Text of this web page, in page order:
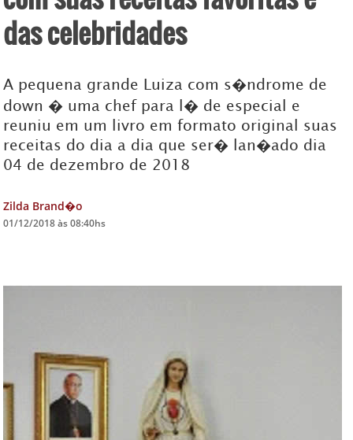
SOCIAL
ZILDA BRANDÃO
DICAS DE VIAGEM
QUEM SOMOS
TV ZILDA BRANDÃO
das celebridades
A pequena grande Luiza com s�ndrome de
down � uma chef para l� de especial e
reuniu em um livro em formato original suas
receitas do dia a dia que ser� lan�ado dia
04 de dezembro de 2018
Zilda Brand�o
01/12/2018 às 08:40hs